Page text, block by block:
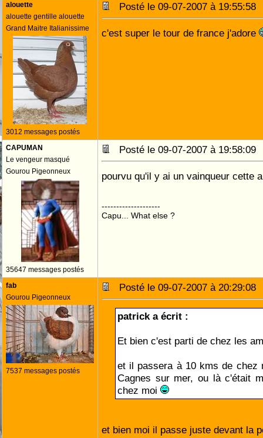
alouette
alouette gentille alouette
Grand Maitre Italianissime
3012 messages postés
Posté le 09-07-2007 à
c'est super le tour de france j'adore
CAPUMAN
Le vengeur masqué
Gourou Pigeonneux
35647 messages postés
Posté le 09-07-2007 à
pourvu qu'il y ai un vainqueur cette
--------------------
Capu... What else ?
fab
Gourou Pigeonneux
7537 messages postés
Posté le 09-07-2007 à
patrick a écrit :
Et bien c'est parti de chez les
et il passera à 10 kms de chez
Cagnes sur mer, ou là c'était
chez moi
et bien moi il passe juste devant la